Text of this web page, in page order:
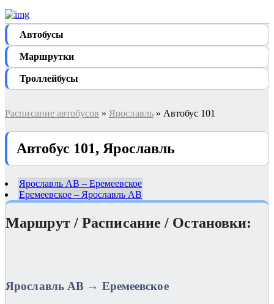
Автобуcы
Маршрутки
Троллейбусы
Расписание автобусов » Ярославль» Автобус 101
Автобус 101, Ярославль
Ярославль АВ – Еремеевское
Еремеевское – Ярославль АВ
Маршрут / Расписание / Остановки:
Ярославль АВ → Еремеевское